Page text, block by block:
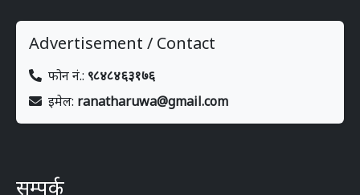
Advertisement / Contact
फोन नं.: ९८४८४६३१७६
इमेल: ranatharuwa@gmail.com
सम्पर्क